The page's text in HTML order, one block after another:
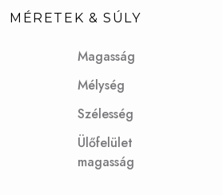
MÉRETEK & SÚLY
Magasság
Mélység
Szélesség
Ülőfelület
magasság